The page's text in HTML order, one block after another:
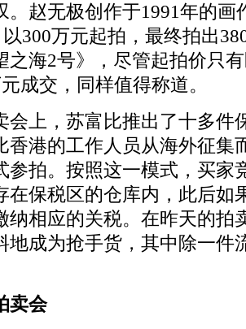
。赵无极创作于1991年的画
以300万元起拍，最终拍出
之海2号》，尽管起拍价只
成交，同样值得称道。
上，苏富比推出了十多件
香港的工作人员从海外征集
参拍。按照这一模式，买家
在保税区的仓库内，此后如
纳相应的关税。在昨天的拍
地成为抢手货，其中除一件
会